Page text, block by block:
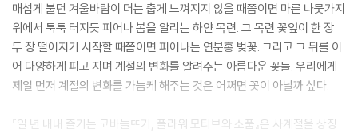
매섭게 불던 겨울바람이 더는 춥게 느껴지지 않을 때쯤이면 마른 나뭇가지
위에서 툭툭 터지듯 피어나 봄을 알리는 하얀 목련. 그 목련 꽃잎이 한 장
두 장 떨어지기 시작할 때쯤이면 피어나는 연분홍 벚꽃. 그리고 그 뒤를 이
어 다양하게 피고 지며 계절의 변화를 알려주는 아름다운 꽃들. 우리에게
제일 먼저 계절의 변화를 가늠케 해주는 것은 어쩌면 꽃이 아닐까 싶다.
『일 년 내내 즐기는 코바늘뜨기, 플라워 모티브와 소품』은 사계절을 상징